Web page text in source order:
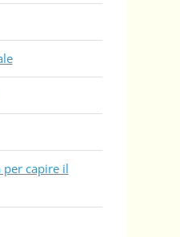
per capire il